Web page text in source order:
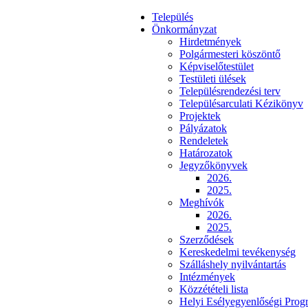
Település
Önkormányzat
Hirdetmények
Polgármesteri köszöntő
Képviselőtestület
Testületi ülések
Településrendezési terv
Településarculati Kézikönyv
Projektek
Pályázatok
Rendeletek
Határozatok
Jegyzőkönyvek
2026.
2025.
Meghívók
2026.
2025.
Szerződések
Kereskedelmi tevékenység
Szálláshely nyilvántartás
Intézmények
Közzétételi lista
Helyi Esélyegyenlőségi